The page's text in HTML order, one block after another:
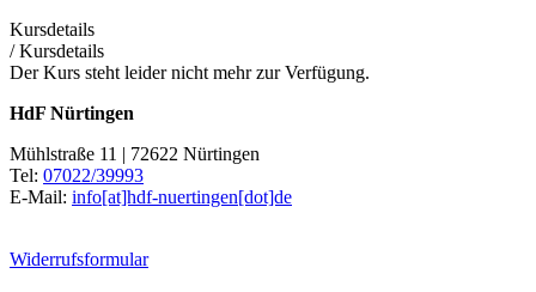
Kursdetails
/Kursdetails
Der Kurs steht leider nicht mehr zur Verfügung.
HdF Nürtingen
Mühlstraße 11 | 72622 Nürtingen
Tel: 07022/39993
E-Mail: info[at]hdf-nuertingen[dot]de
Widerrufsformular